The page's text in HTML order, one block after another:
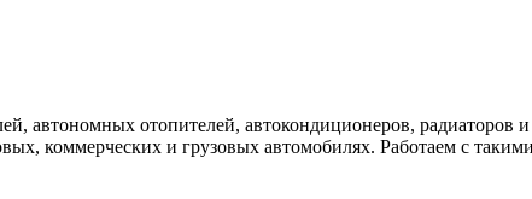
автономных отопителей, автокондиционеров, радиаторов
коммерческих и грузовых автомобилях. Работаем с